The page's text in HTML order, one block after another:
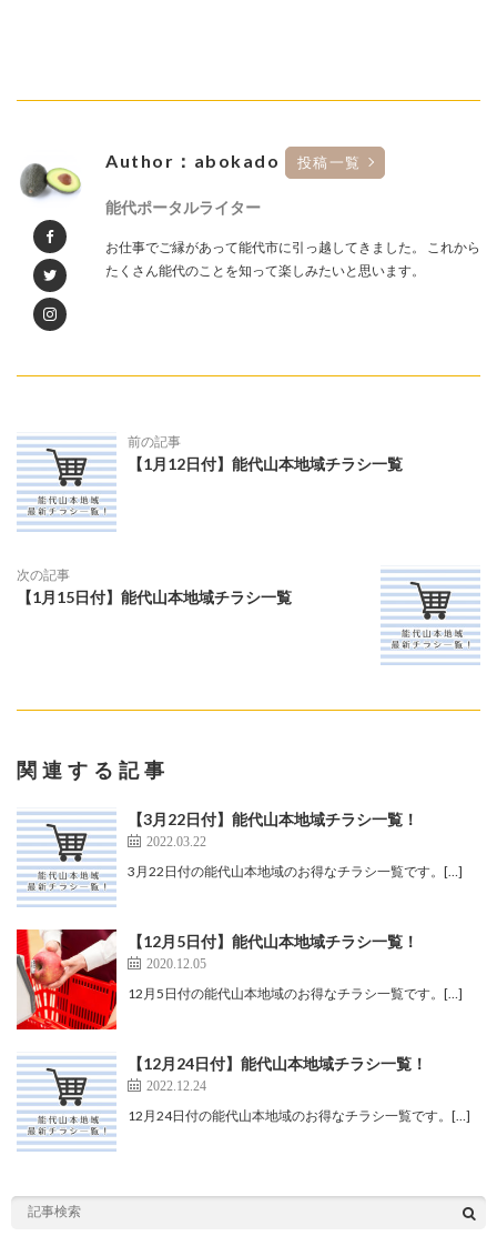
Author：abokado 投稿一覧
能代ポータルライター
お仕事でご縁があって能代市に引っ越してきました。 これから
たくさん能代のことを知って楽しみたいと思います。
前の記事
【1月12日付】能代山本地域チラシ一覧
次の記事
【1月15日付】能代山本地域チラシ一覧
関連する記事
【3月22日付】能代山本地域チラシ一覧！
2022.03.22
3月22日付の能代山本地域のお得なチラシ一覧です。[…]
【12月5日付】能代山本地域チラシ一覧！
2020.12.05
12月5日付の能代山本地域のお得なチラシ一覧です。[…]
【12月24日付】能代山本地域チラシ一覧！
2022.12.24
12月24日付の能代山本地域のお得なチラシ一覧です。[…]